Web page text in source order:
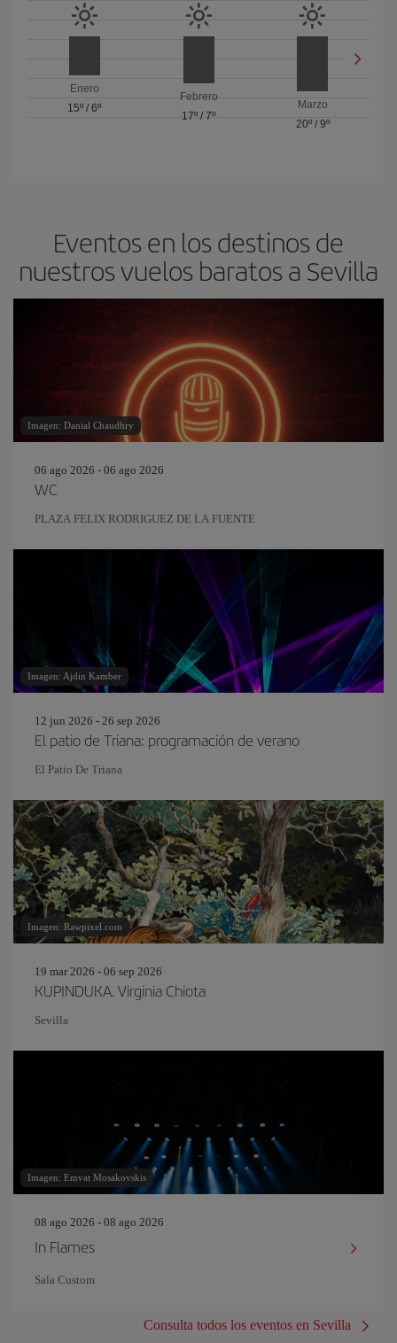
Enero
15º /6º
Febrero
17º / 7º
Marzo
20º/ 9º
Eventos en los destinos de
nuestros vuelos baratos a Sevilla
Imagen: Danial Chaudhry
06 ago 2026 - 06 ago 2026
WC
PLAZA FELIX RODRIGUEZ DE LA FUENTE
Imagen: Ajdin Kamber
12 jun 2026 - 26 sep 2026
El patio de Triana: programación de verano
El Patio De Triana
Imagen: Rawpixel.com
19 mar 2026 - 06 sep 2026
KUPINDUKA. Virginia Chiota
Sevilla
Imagen: Emvat Mosakovskis
08 ago 2026 - 08 ago 2026
In Flames
Sala Custom
Consulta todos los eventos en Sevilla